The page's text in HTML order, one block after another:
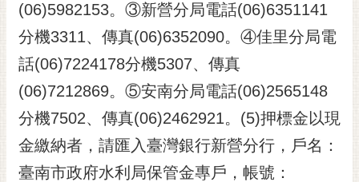
(06)5982153。③新營分局電話(06)6351141
分機3311、傳真(06)6352090。④佳里分局電
話(06)7224178分機5307、傳真
(06)7212869。⑤安南分局電話(06)2565148
分機7502、傳真(06)2462921。(5)押標金以現
金繳納者，請匯入臺灣銀行新營分行，戶名：
臺南市政府水利局保管金專戶，帳號：